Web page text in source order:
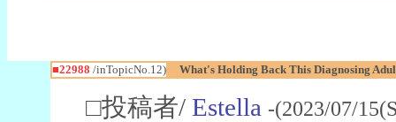
■22988 /inTopicNo.12) What's Holding Back This Diagnosing
□投稿者/ Estella -(2023/07/